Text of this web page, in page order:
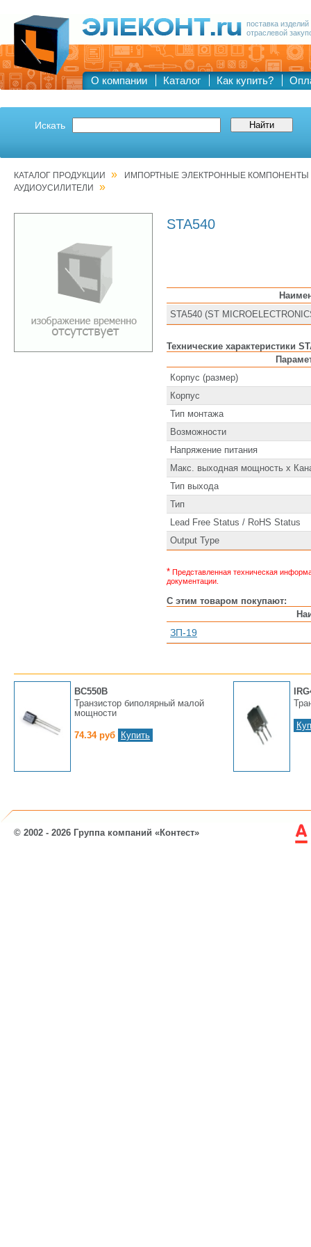
поставка
отраслевой
О компании Каталог Как купить?
Искать
КАТАЛОГ ПРОДУКЦИИ » ИМПОРТНЫЕ ЭЛЕКТРОННЫЕ КОМПОНЕНТЫ
АУДИОУСИЛИТЕЛИ »
STA540
STA540 (ST
Технические характеристики
Корпус (размер)
Корпус
Тип монтажа
Возможности
Напряжение питания
Макс. выходная мощность х
Тип выхода
Тип
Lead Free Status / RoHS Status
Output Type
* Представленная техническая
документации.
С этим товаром покупают:
ЗП-19
BC550B
Транзистор биполярный малой
мощности
74.34 руб Купить
© 2002 - 2026 Группа компаний «Контест»